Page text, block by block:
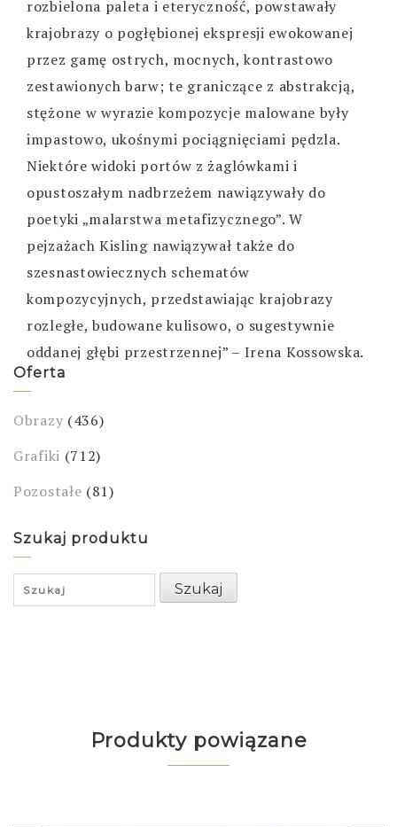
rozbielona paleta i eteryczność, powstawały
krajobrazy o pogłębionej ekspresji ewokowanej
przez gamę ostrych, mocnych, kontrastowo
zestawionych barw; te graniczące z abstrakcją,
stężone w wyrazie kompozycje malowane były
impastowo, ukośnymi pociągnięciami pędzla.
Niektóre widoki portów z żaglówkami i
opustoszałym nadbrzeżem nawiązywały do
poetyki „malarstwa metafizycznego”. W
pejzażach Kisling nawiązywał także do
szesnastowiecznych schematów
kompozycyjnych, przedstawiając krajobrazy
rozległe, budowane kulisowo, o sugestywnie
oddanej głębi przestrzennej” – Irena Kossowska.
Oferta
Obrazy (436)
Grafiki (712)
Pozostałe (81)
Szukaj produktu
Search
for:
Szukaj
Produkty powiązane